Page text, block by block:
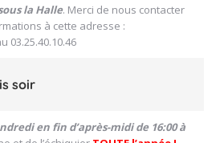
la Halle. Merci de nous contacter
à cette adresse :
03.25.40.10.46
soir
en fin d’après-midi de 16:00 à